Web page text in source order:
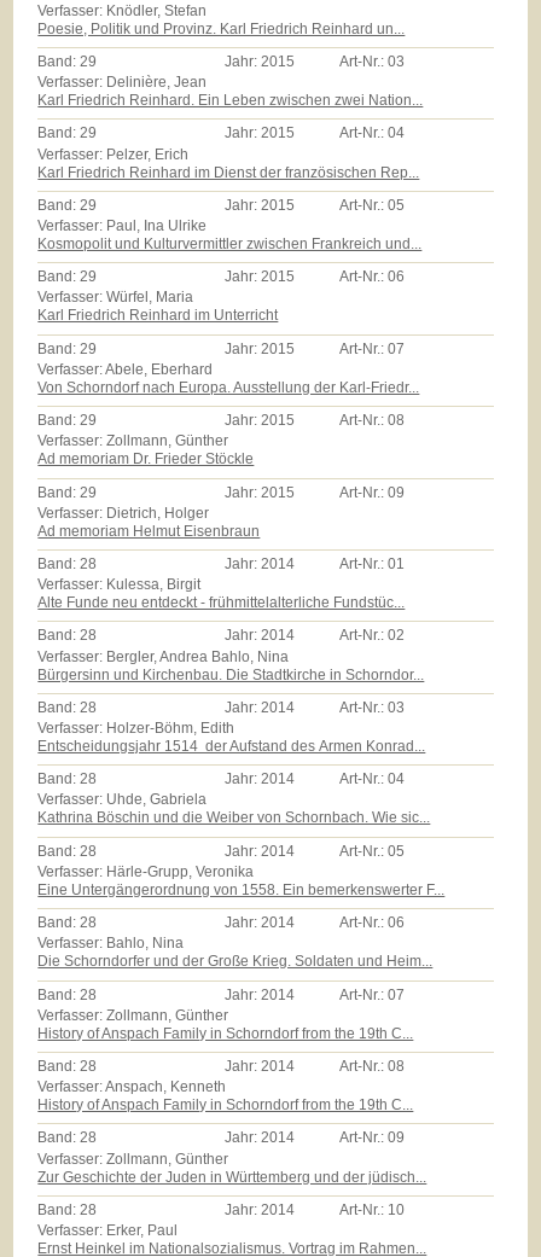
Verfasser: Knödler, Stefan
Poesie, Politik und Provinz. Karl Friedrich Reinhard un...
Band:29 Jahr:2015 Art-Nr.:03
Verfasser: Delinière, Jean
Karl Friedrich Reinhard. Ein Leben zwischen zwei Nation...
Band:29 Jahr:2015 Art-Nr.:04
Verfasser: Pelzer, Erich
Karl Friedrich Reinhard im Dienst der französischen Rep...
Band: 29 Jahr: 2015 Art-Nr.:05
Verfasser: Paul, Ina Ulrike
Kosmopolit und Kulturvermittler zwischen Frankreich und...
Band:29 Jahr:2015 Art-Nr.:06
Verfasser: Würfel, Maria
Karl Friedrich Reinhard im Unterricht
Band: 29 Jahr: 2015 Art-Nr.:07
Verfasser: Abele, Eberhard
Von Schorndorf nach Europa. Ausstellung der Karl-Friedr...
Band:29 Jahr:2015 Art-Nr.:08
Verfasser: Zollmann, Günther
Ad memoriam Dr. Frieder Stöckle
Band: 29 Jahr: 2015 Art-Nr.:09
Verfasser: Dietrich, Holger
Ad memoriam Helmut Eisenbraun
Band:28 Jahr:2014 Art-Nr.:01
Verfasser: Kulessa, Birgit
Alte Funde neu entdeckt - frühmittelalterliche Fundstüc...
Band:28 Jahr:2014 Art-Nr.:02
Verfasser: Bergler, Andrea Bahlo, Nina
Bürgersinn und Kirchenbau. Die Stadtkirche in Schorndor...
Band:28 Jahr:2014 Art-Nr.:03
Verfasser: Holzer-Böhm, Edith
Entscheidungsjahr 1514  der Aufstand des Armen Konrad...
Band:28 Jahr:2014 Art-Nr.:04
Verfasser: Uhde, Gabriela
Kathrina Böschin und die Weiber von Schornbach. Wie sic...
Band: 28 Jahr: 2014 Art-Nr.:05
Verfasser: Härle-Grupp, Veronika
Eine Untergängerordnung von 1558. Ein bemerkenswerter F...
Band:28 Jahr:2014 Art-Nr.:06
Verfasser: Bahlo, Nina
Die Schorndorfer und der Große Krieg. Soldaten und Heim...
Band: 28 Jahr: 2014 Art-Nr.:07
Verfasser: Zollmann, Günther
History of Anspach Family in Schorndorf from the 19th C...
Band:28 Jahr:2014 Art-Nr.:08
Verfasser: Anspach, Kenneth
History of Anspach Family in Schorndorf from the 19th C...
Band:28 Jahr:2014 Art-Nr.:09
Verfasser: Zollmann, Günther
Zur Geschichte der Juden in Württemberg und der jüdisch...
Band:28 Jahr:2014 Art-Nr.: 10
Verfasser: Erker, Paul
Ernst Heinkel im Nationalsozialismus. Vortrag im Rahmen...